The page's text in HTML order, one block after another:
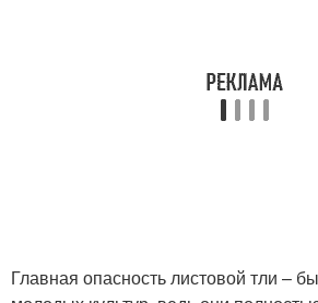
Главная опасность листовой тли –